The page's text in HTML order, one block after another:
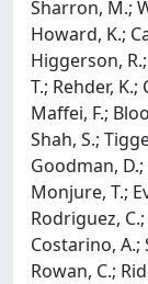
Sharron, M.;
Howard, K.;
Higgerson,
T.; Rehder,
Maffei, F.;
Shah, S.;
Goodman, D.;
Monjure, T.;
Rodriguez, C.;
Costarino, A.;
Rowan, C.;